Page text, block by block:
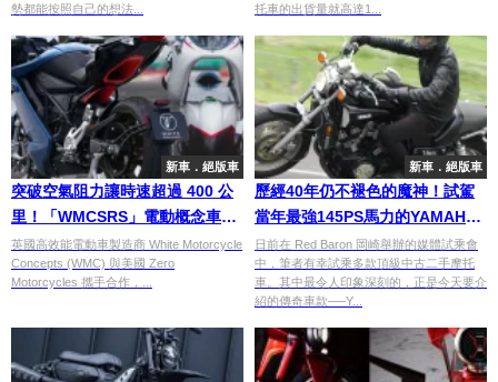
勢都能按照自己的想法...
托車的出貨量就高達1...
新車．絕版車
突破空氣阻力讓時速超過 400 公
里！「WMCSRS」電動概念車顛
覆傳統車輛設計
英國高效能電動車製造商 White Motorcycle
Concepts (WMC) 與美國 Zero
Motorcycles 攜手合作，...
新車．絕版車
歷經40年仍不褪色的魔神！試駕
當年最強145PS馬力的YAMAHA
傾力之作「Vmax1200」
日前在 Red Baron 岡崎舉辦的媒體試乘會
中，筆者有幸試乘多款頂級中古二手摩托
車。其中最令人印象深刻的，正是今天要介
紹的傳奇車款──Y...